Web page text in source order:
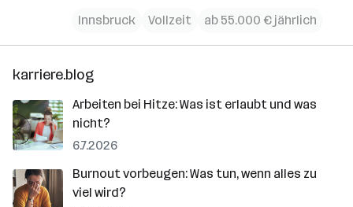
Innsbruck
Vollzeit ab 55.000 € jährlich
karriere.blog
Arbeiten bei Hitze: Was ist erlaubt und was
nicht?
6.7.2026
Burnout vorbeugen: Was tun, wenn alles zu
viel wird?